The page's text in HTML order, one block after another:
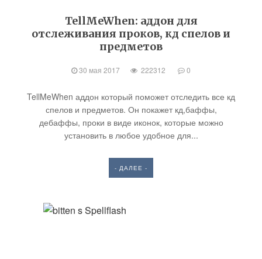
TellMeWhen: аддон для
отслеживания проков, кд спелов и
предметов
30 мая 2017 222312 0
TellMeWhen аддон который поможет отследить все кд
спелов и предметов. Он покажет кд,баффы,
дебаффы, проки в виде иконок, которые можно
установить в любое удобное для...
- ДАЛЕЕ -